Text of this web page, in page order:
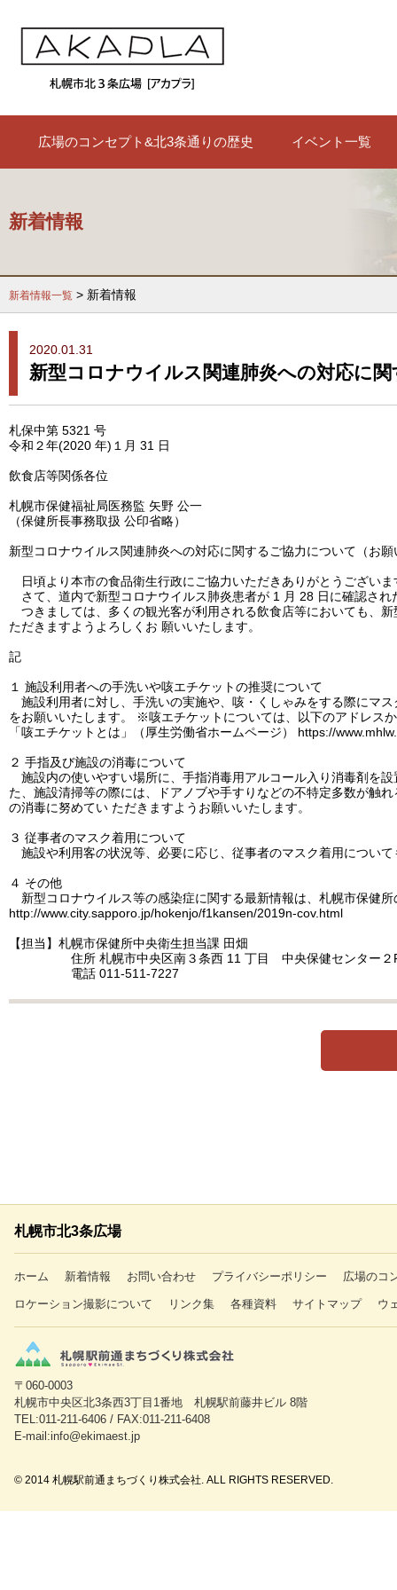
広場のコンセプト&北3条通りの歴史 イベント一覧
新着情報
新着情報一覧 > 新着情報
2020.01.31
新型コロナウイルス関連肺炎への対応に
札保中第 5321 号
令和２年(2020 年)１月 31 日
飲食店等関係各位
札幌市保健福祉局医務監 矢野 公一
（保健所長事務取扱 公印省略）
新型コロナウイルス関連肺炎への対応に関するご協力について（お願
日頃より本市の食品衛生行政にご協力いただきありがとうございま
さて、道内で新型コロナウイルス肺炎患者が 1 月 28 日に確認さ
つきましては、多くの観光客が利用される飲食店等においても、
ただきますようよろしくお 願いいたします。
記
１ 施設利用者への手洗いや咳エチケットの推奨について
施設利用者に対し、手洗いの実施や、咳・くしゃみをする際にマ
をお願いいたします。 ※咳エチケットについては、以下のアドレス
「咳エチケットとは」（厚生労働省ホームページ） https://
２ 手指及び施設の消毒について
施設内の使いやすい場所に、手指消毒用アルコール入り消毒剤を
た、施設清掃等の際には、ドアノブや手すりなどの不特定多数が触
の消毒に努めてい ただきますようお願いいたします。
３ 従事者のマスク着用について
施設や利用客の状況等、必要に応じ、従事者のマスク着用につい
４ その他
新型コロナウイルス等の感染症に関する最新情報は、札幌市保健
http://www.city.sapporo.jp/hokenjo/f1kansen/2019n-cov.html
【担当】札幌市保健所中央衛生担当課 田畑
住所 札幌市中央区南３条西 11 丁目 中央保健センター２
電話 011-511-7227
札幌市北3条広場
ホーム 新着情報 お問い合わせ プライバシーポリシー 広場のコ
ロケーション撮影について リンク集 各種資料 サイトマップ ウ
〒060-0003
札幌市中央区北3条西3丁目1番地 札幌駅前藤井ビル 8階
TEL:011-211-6406 / FAX:011-211-6408
E-mail:info@ekimaest.jp
© 2014 札幌駅前通まちづくり株式会社. ALL RIGHTS RESERVED.